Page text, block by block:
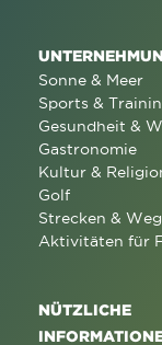
Sonne & Meer
Sports &
Gesundheit &
Gastronomie
Kultur &
Golf
Strecken &
Aktivitäten für
NÜTZLICHE